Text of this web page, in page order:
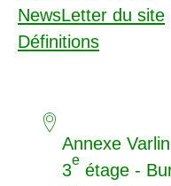
NewsLetter du site
Définitions
Annexe
3
e
étage -